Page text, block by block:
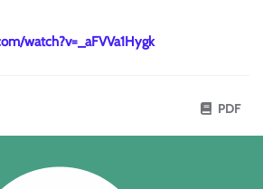
watch?v=_aFVVa1Hygk
PDF